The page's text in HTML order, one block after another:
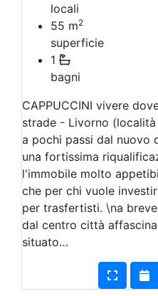
locali
55 m2
superficie
1
bagni
CAPPUCCINI vivere
strade - Livorno
a pochi passi dal nuovo
una fortissima
l'immobile molto
che per chi vuole
per trasfertisti. \na
dal centro città
situato…